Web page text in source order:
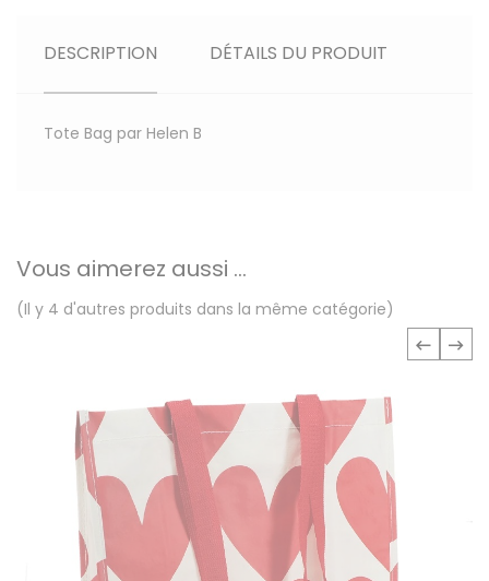
DESCRIPTION DÉTAILS DU PRODUIT
Tote Bag par Helen B
Vous aimerez aussi ...
(Il y 4 d'autres produits dans la même catégorie)